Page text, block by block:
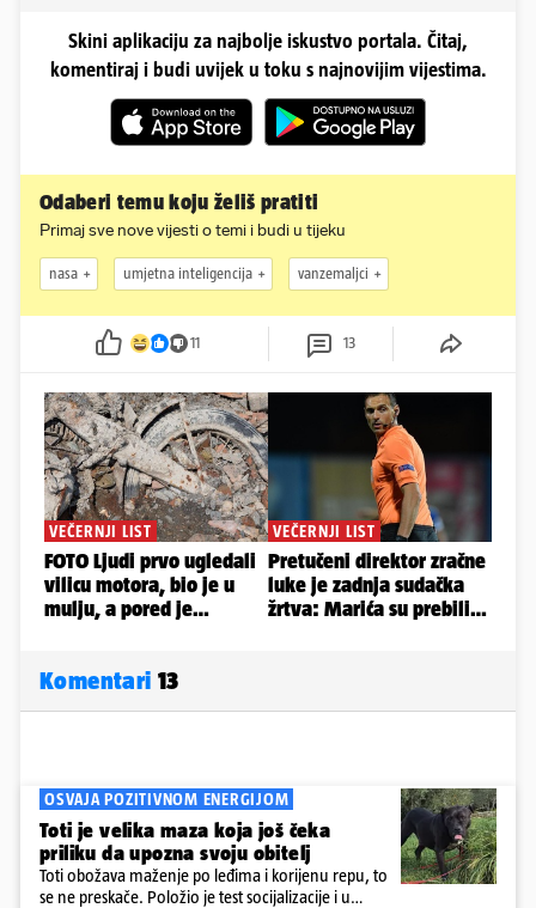
Skini aplikaciju za najbolje iskustvo portala. Čitaj,
komentiraj i budi uvijek u toku s najnovijim vijestima.
Odaberi temu koju želiš pratiti
Primaj sve nove vijesti o temi i budi u tijeku
nasa umjetna inteligencija vanzemaljci
11 13
Komentari 13
OSVAJA POZITIVNOM ENERGIJOM
Toti je velika maza koja još čeka
priliku da upozna svoju obitelj
Toti obožava maženje po leđima i korijenu repu, to
se ne preskače. Položio je test socijalizacije i u